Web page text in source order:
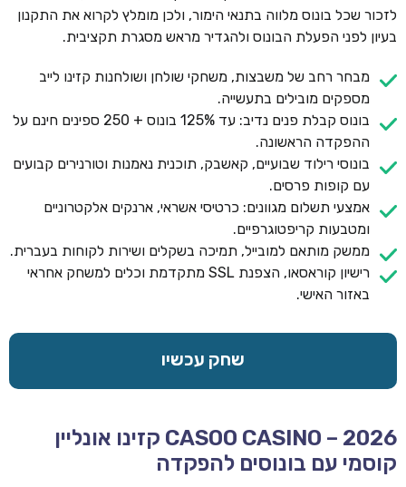
לזכור שכל בונוס מלווה בתנאי הימור, ולכן מומלץ לקרוא את התקנון
בעיון לפני הפעלת הבונוס ולהגדיר מראש מסגרת תקציבית.
מבחר רחב של משבצות, משחקי שולחן ושולחנות קזינו לייב
מספקים מובילים בתעשייה.
בונוס קבלת פנים נדיב: עד 125% בונוס + 250 ספינים חינם על
ההפקדה הראשונה.
בונוסי רילוד שבועיים, קאשבק, תוכנית נאמנות וטורנירים קבועים
עם קופות פרסים.
אמצעי תשלום מגוונים: כרטיסי אשראי, ארנקים אלקטרוניים
ומטבעות קריפטוגרפיים.
ממשק מותאם למובייל, תמיכה בשקלים ושירות לקוחות בעברית.
רישיון קוראסאו, הצפנת SSL מתקדמת וכלים למשחק אחראי
באזור האישי.
שחק עכשיו
CASOO CASINO – 2026 קזינו אונליין
קוסמי עם בונוסים להפקדה